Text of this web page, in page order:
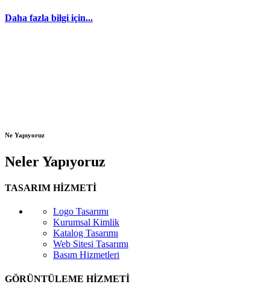
Daha fazla bilgi için...
Ne Yapıyoruz
Neler Yapıyoruz
TASARIM HİZMETİ
Logo Tasarımı
Kurumsal Kimlik
Katalog Tasarımı
Web Sitesi Tasarımı
Basım Hizmetleri
GÖRÜNTÜLEME HİZMETİ